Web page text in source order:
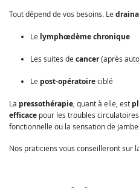
Tout dépend de vos besoins. Le
Le lymphœdème chronique
Les suites de cancer(après
Le post-opératoireciblé
La pressothérapie , quant à elle, est
efficace pour les troubles
fonctionnelle ou la sensation de
Nos praticiens vous conseilleront sur